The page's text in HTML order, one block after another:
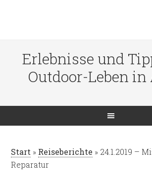
Erlebnisse und
Outdoor-Leben
Start » Reiseberichte » 24.1.2019 –
Reparatur